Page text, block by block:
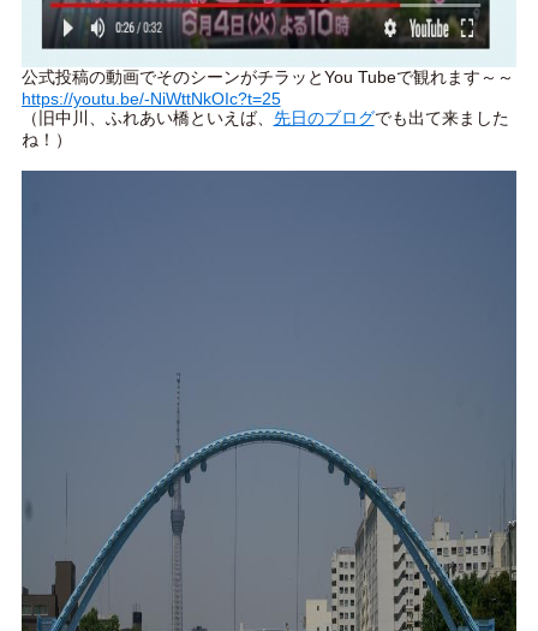
公式投稿の動画でそのシーンがチラッとYou Tubeで観れます～～
https://youtu.be/-NiWttNkOIc?t=25
（旧中川、ふれあい橋といえば、 先日のブログでも出て来ました
ね！）